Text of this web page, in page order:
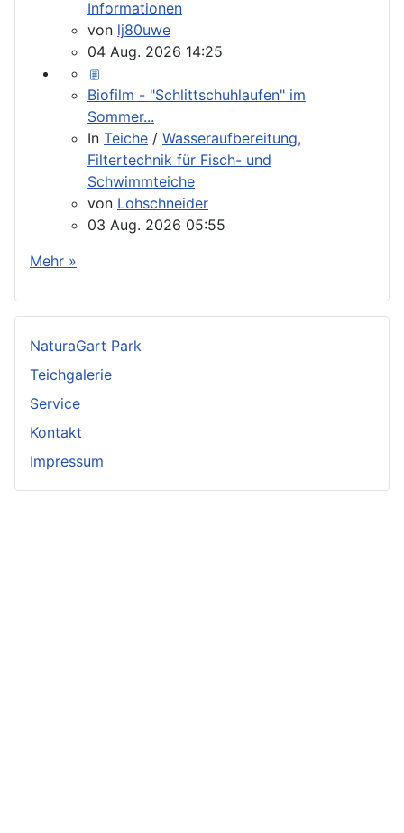
Informationen
von lj80uwe
04 Aug. 2026 14:25
Biofilm - "Schlittschuhlaufen" im
Sommer...
In Teiche / Wasseraufbereitung,
Filtertechnik für Fisch- und
Schwimmteiche
von Lohschneider
03 Aug. 2026 05:55
Mehr »
NaturaGart Park
Teichgalerie
Service
Kontakt
Impressum